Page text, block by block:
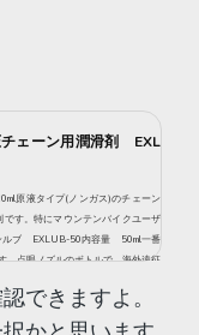
チェーン用潤滑剤 EXL
原液タイプ(ノンガス)のチェーン
す。特にマウンテンバイクユーザ
ルブ EXLUB-50内容量 50ml一番
。点眼ノズルのボトルで、海外遠征
できますよ。